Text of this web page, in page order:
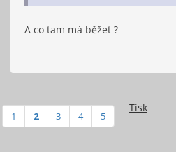
A co tam má běžet ?
Tisk
1 2 3 4 5